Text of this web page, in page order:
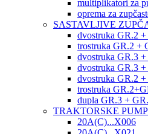
multiplikatori za
oprema za
SASTAVLJIVE
dvostruka GR.2
trostruka GR.2 +
dvostruka GR.3
dvostruka GR.3
dvostruka GR.2
trostruka
dupla GR.3 +
TRAKTORSKE
20A(C)...X006